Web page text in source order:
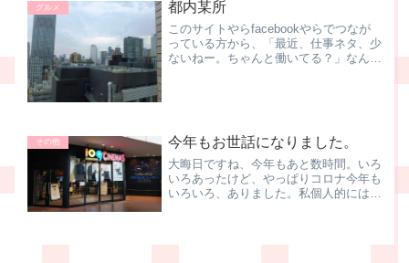
縁のあったトコロ。ちょう...
グルメ 都内某所
このサイトやらfacebookやらでつなが
っている方から、「最近、仕事ネタ、少
ないねー。ちゃんと働いてる？」なんて
その他 今年もお世話になりました。
大晦日ですね、今年もあと数時間。いろ
いろあったけど、やっぱりコロナ今年も
いろいろ、ありました。私個人的には、